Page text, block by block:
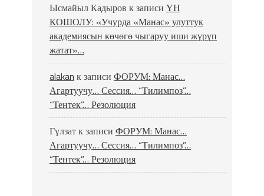
Ысмайыл Кадыров к записи ҮН
КОШОЛУ: «Учурда «Манас» улуттук
академиясын көчөгө чыгаруу иши жүрүп
жатат»…
alakan к записи ФОРУМ: Манас…
Агартуучу… Сессия… “Тилимпоз”…
“Тентек”… Резолюция
Гүлзатк записи ФОРУМ: Манас…
Агартуучу… Сессия… “Тилимпоз”…
“Тентек”… Резолюция